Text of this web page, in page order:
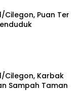
Cilegon, Puan Ter
Cilegon, Karbak
Sampah Taman